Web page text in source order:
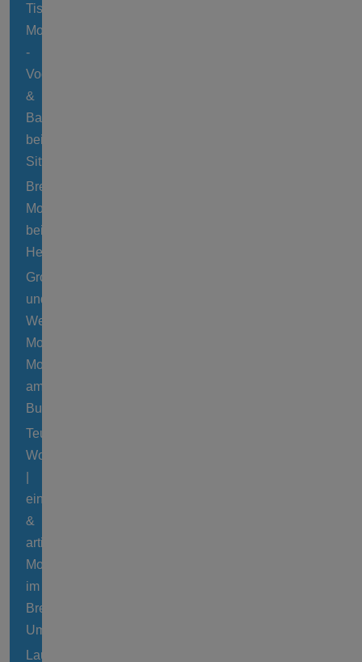
Tister
Moor
-
Vogelmoor
&
Bauernmoor
bei
Sittensen
Breitenfelder
Moor
bei
Hellwege
Großes
und
Weisses
Moor,
Moorgebiet
am
Bullensee
Teufelsmoor
Worpswede
einzig
&
artiges
Moor
im
Bremer
Umland
Lauenbrücker